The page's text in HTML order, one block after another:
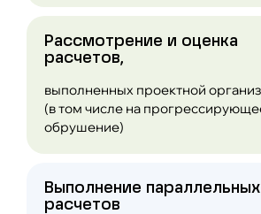
Рассмотрение и оценка
расчетов,
выполненных проектной
(в том числе на
обрушение)
Выполнение параллельных
расчетов